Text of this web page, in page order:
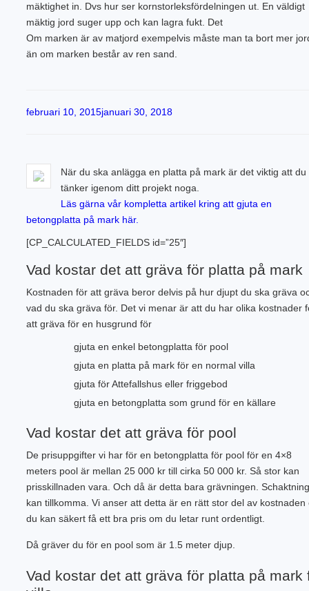
mäktighet in. Dvs hur ser kornstorleksfördelningen ut. En väldigt
mäktig jord suger upp och kan lagra fukt. Det
Om marken är av matjord exempelvis måste man ta bort mer
än om marken består av ren sand.
Publicerat
februari 10, 2015januari 30, 2018
När du ska anlägga en platta på mark är det viktig att du
tänker igenom ditt projekt noga.
Läs gärna vår kompletta artikel kring att gjuta en
betongplatta på mark här.
[CP_CALCULATED_FIELDS id=”25″]
Vad kostar det att gräva för platta på mark
Kostnaden för att gräva beror delvis på hur djupt du ska gräva
vad du ska gräva för. Det vi menar är att du har olika kostnader
att gräva för en husgrund för
gjuta en enkel betongplatta för pool
gjuta en platta på mark för en normal villa
gjuta för Attefallshus eller friggebod
gjuta en betongplatta som grund för en källare
Vad kostar det att gräva för pool
De prisuppgifter vi har för en betongplatta för pool för en 4×8
meters pool är mellan 25 000 kr till cirka 50 000 kr. Så stor kan
prisskillnaden vara. Och då är detta bara grävningen. Schaktning
kan tillkomma. Vi anser att detta är en rätt stor del av kostnaden
du kan säkert få ett bra pris om du letar runt ordentligt.
Då gräver du för en pool som är 1.5 meter djup.
Vad kostar det att gräva för platta på mark